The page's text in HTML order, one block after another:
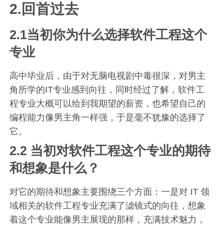
2.回首过去
2.1当初你为什么选择软件工程这个
专业
高中毕业后，由于对无脑电视剧中毒很深，对男主
角所学的IT专业感到向往，同时经过了解，软件工
程专业大概可以给到我期望的薪资，也希望自己的
编程能力像男主角一样强，于是毫不犹豫的选择了
它。
2.2 当初对软件工程这个专业的期待
和想象是什么？
对它的期待和想象主要围绕三个方面：一是对 IT 领
域相关的软件工程专业充满了滤镜式的向往，想象
着这个专业能像男主展现的那样，充满技术魅力，